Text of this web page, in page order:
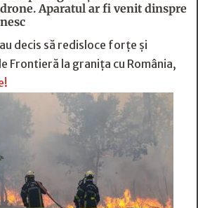
Aparatul ar fi venit dinspre
decis să redisloce forțe și
Frontieră la granița cu România,